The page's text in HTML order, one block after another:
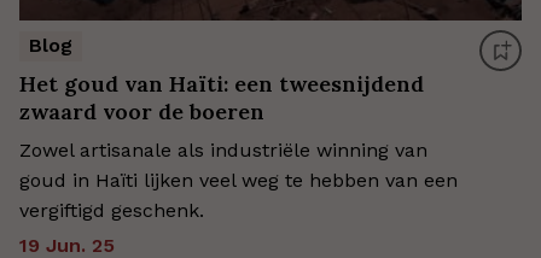
Blog
Het goud van Haïti: een tweesnijdend
zwaard voor de boeren
Zowel artisanale als industriële winning van
goud in Haïti lijken veel weg te hebben van een
vergiftigd geschenk.
19 Jun. 25